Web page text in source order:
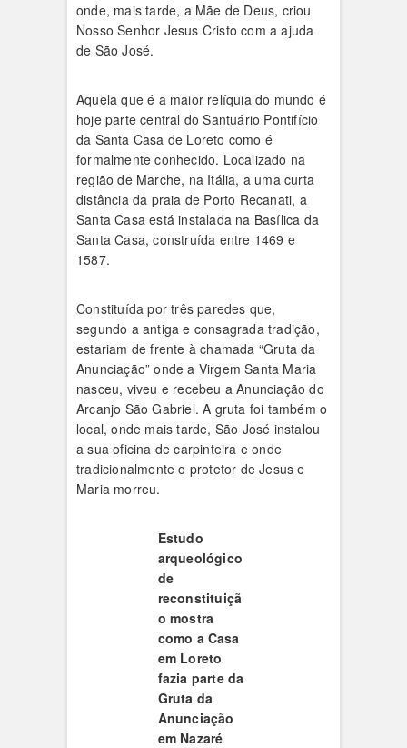
onde, mais tarde, a Mãe de Deus, criou
Nosso Senhor Jesus Cristo com a ajuda
de São José.
Aquela que é a maior relíquia do mundo é
hoje parte central do Santuário Pontifício
da Santa Casa de Loreto como é
formalmente conhecido. Localizado na
região de Marche, na Itália, a uma curta
distância da praia de Porto Recanati, a
Santa Casa está instalada na Basílica da
Santa Casa, construída entre 1469 e
1587.
Constituída por três paredes que,
segundo a antiga e consagrada tradição,
estariam de frente à chamada “Gruta da
Anunciação” onde a Virgem Santa Maria
nasceu, viveu e recebeu a Anunciação do
Arcanjo São Gabriel. A gruta foi também o
local, onde mais tarde, São José instalou
a sua oficina de carpinteira e onde
tradicionalmente o protetor de Jesus e
Maria morreu.
Estudo
arqueológico
de
reconstituiçã
o mostra
como a Casa
em Loreto
fazia parte da
Gruta da
Anunciação
em Nazaré